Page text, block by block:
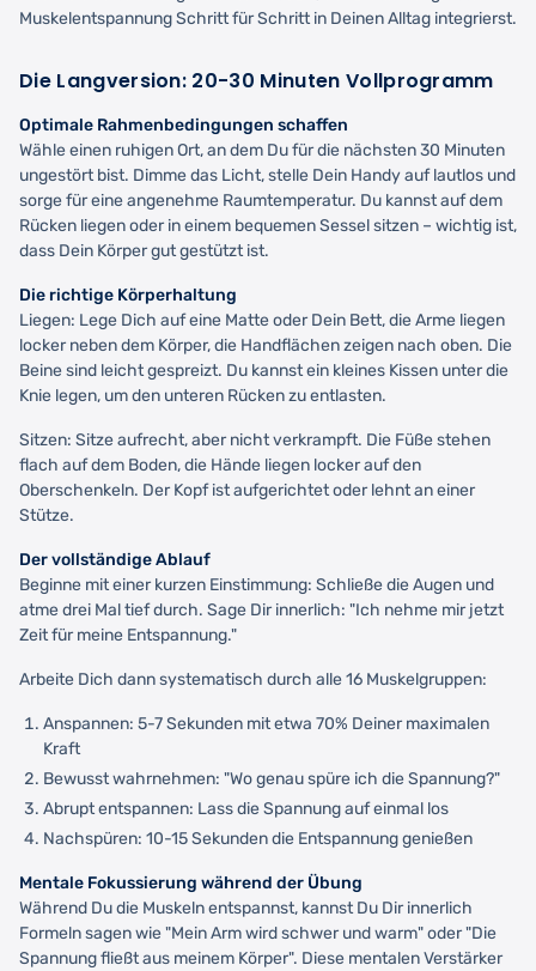
Muskelentspannung Schritt für Schritt in Deinen Alltag integrierst.
Die Langversion: 20-30 Minuten Vollprogramm
Optimale Rahmenbedingungen schaffen
Wähle einen ruhigen Ort, an dem Du für die nächsten 30 Minuten
ungestört bist. Dimme das Licht, stelle Dein Handy auf lautlos und
sorge für eine angenehme Raumtemperatur. Du kannst auf dem
Rücken liegen oder in einem bequemen Sessel sitzen – wichtig ist,
dass Dein Körper gut gestützt ist.
Die richtige Körperhaltung
Liegen: Lege Dich auf eine Matte oder Dein Bett, die Arme liegen
locker neben dem Körper, die Handflächen zeigen nach oben. Die
Beine sind leicht gespreizt. Du kannst ein kleines Kissen unter die
Knie legen, um den unteren Rücken zu entlasten.
Sitzen: Sitze aufrecht, aber nicht verkrampft. Die Füße stehen
flach auf dem Boden, die Hände liegen locker auf den
Oberschenkeln. Der Kopf ist aufgerichtet oder lehnt an einer
Stütze.
Der vollständige Ablauf
Beginne mit einer kurzen Einstimmung: Schließe die Augen und
atme drei Mal tief durch. Sage Dir innerlich: "Ich nehme mir jetzt
Zeit für meine Entspannung."
Arbeite Dich dann systematisch durch alle 16 Muskelgruppen:
Anspannen: 5-7 Sekunden mit etwa 70% Deiner maximalen
Kraft
Bewusst wahrnehmen: "Wo genau spüre ich die Spannung?"
Abrupt entspannen: Lass die Spannung auf einmal los
Nachspüren: 10-15 Sekunden die Entspannung genießen
Mentale Fokussierung während der Übung
Während Du die Muskeln entspannst, kannst Du Dir innerlich
Formeln sagen wie "Mein Arm wird schwer und warm" oder "Die
Spannung fließt aus meinem Körper". Diese mentalen Verstärker